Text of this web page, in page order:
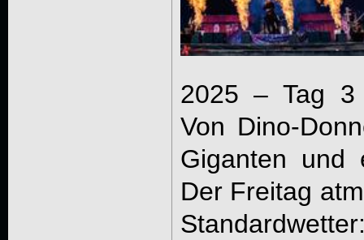
2025 – Tag 3
Von Dino-
Giganten und
Der Freitag